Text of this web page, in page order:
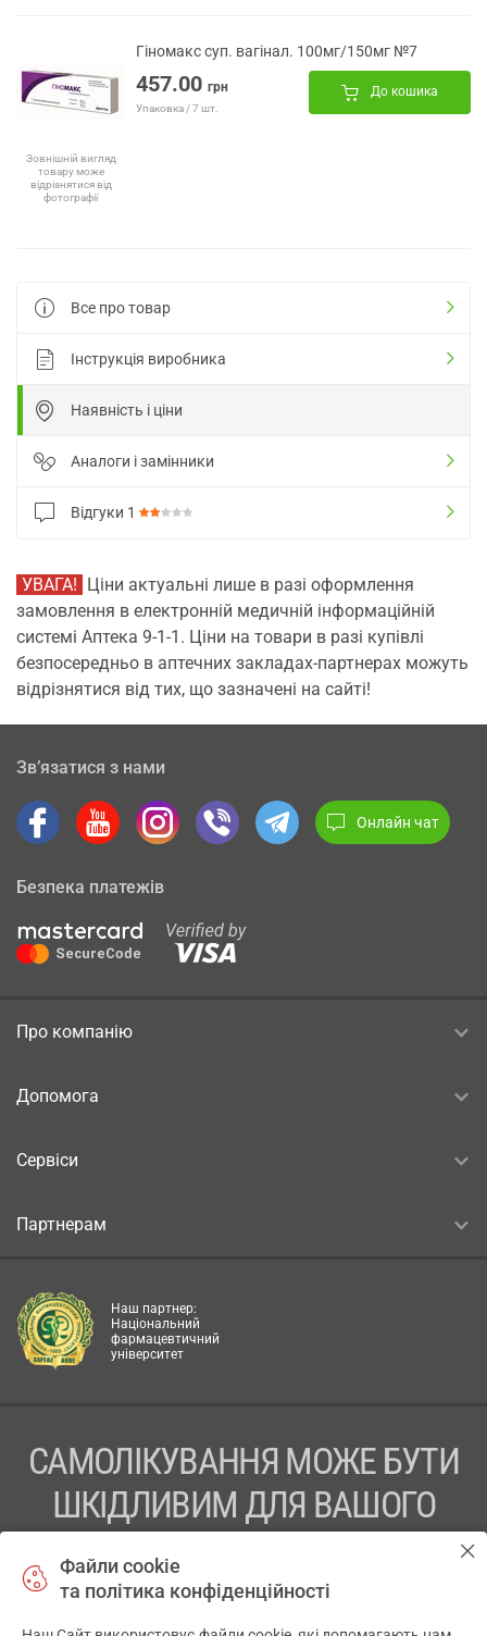
Зовнішній вигляд
товару може
відрізнятися від
фотографії
Гіномакс суп. вагінал. 100мг/150мг №7
457.00 грн
Упаковка / 7 шт.
До кошика
Все про товар
Інструкція виробника
Наявність і ціни
Аналоги і замінники
Відгуки 1
УВАГА! Ціни актуальні лише в разі оформлення
замовлення в електронній медичній інформаційній
системі Аптека 9-1-1. Ціни на товари в разі купівлі
безпосередньо в аптечних закладах-партнерах можуть
відрізнятися від тих, що зазначені на сайті!
Зв’язатися з нами
Онлайн чат
Безпека платежів
Про компанію
Допомога
Сервіси
Партнерам
Наш партнер:
Національний
фармацевтичний
університет
САМОЛІКУВАННЯ МОЖЕ БУТИ
ШКІДЛИВИМ ДЛЯ ВАШОГО
ПЕРЕД ЗАСТОСУВАННЯМ ПРЕПАРАТУ ПРОКОНСУЛЬТУЙТЕСЬ
Файли cookie
та політика конфіденційності